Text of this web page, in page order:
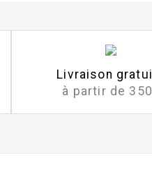
Livraison
à partir de